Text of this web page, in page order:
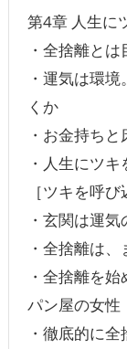
第4章 人生に
・全捨離と
・運気は環
くか
・お金持ち
・人生にツ
［ツキを呼
・玄関は運
・全捨離は
・全捨離を
パン屋の女性
・徹底的に